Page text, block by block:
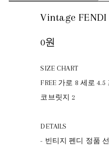
Vintage
0원
SIZE CHART
FREE 가로 8 세로
코브릿지 2
DETAILS
- 빈티지 펜디 정품